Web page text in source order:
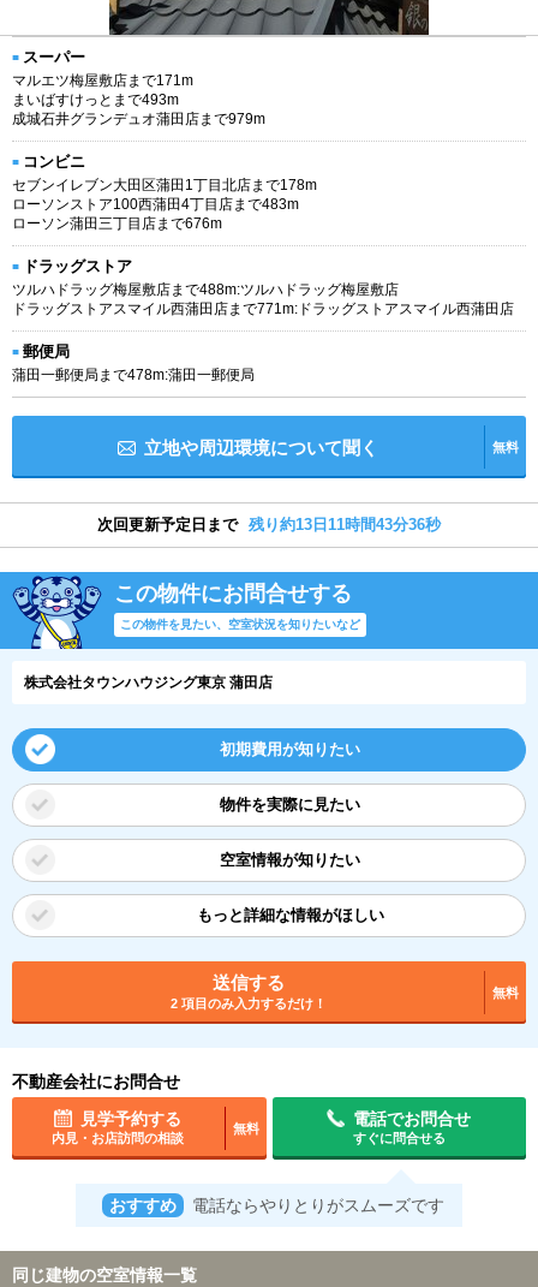
スーパー
マルエツ梅屋敷店まで171m
まいばすけっとまで493m
成城石井グランデュオ蒲田店まで979m
コンビニ
セブンイレブン大田区蒲田1丁目北店まで178m
ローソンストア100西蒲田4丁目店まで483m
ローソン蒲田三丁目店まで676m
ドラッグストア
ツルハドラッグ梅屋敷店まで488m:ツルハドラッグ梅屋敷店
ドラッグストアスマイル西蒲田店まで771m:ドラッグストアスマイル西蒲田店
郵便局
蒲田一郵便局まで478m:蒲田一郵便局
立地や周辺環境について聞く 無料
次回更新予定日まで 残り約13日11時間43分36秒
この物件にお問合せする
この物件を見たい、空室状況を知りたいなど
株式会社タウンハウジング東京 蒲田店
初期費用が知りたい
物件を実際に見たい
空室情報が知りたい
もっと詳細な情報がほしい
送信する
2 項目のみ入力するだけ！
無料
不動産会社にお問合せ
見学予約する
内見・お店訪問の相談
無料
電話でお問合せ
すぐに問合せる
おすすめ 電話ならやりとりがスムーズです
同じ建物の空室情報一覧